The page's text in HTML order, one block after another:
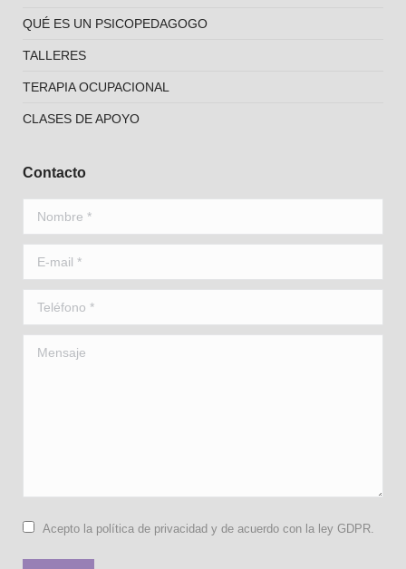
QUÉ ES UN PSICOPEDAGOGO
TALLERES
TERAPIA OCUPACIONAL
CLASES DE APOYO
Contacto
Nombre *
E-mail *
Teléfono *
Mensaje
Acepto la política de privacidad y de acuerdo con la ley GDPR.